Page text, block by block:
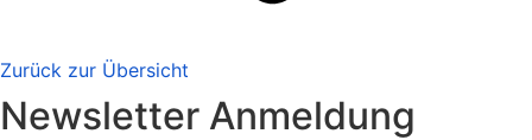
Zurück zur Übersicht
Newsletter Anmeldung